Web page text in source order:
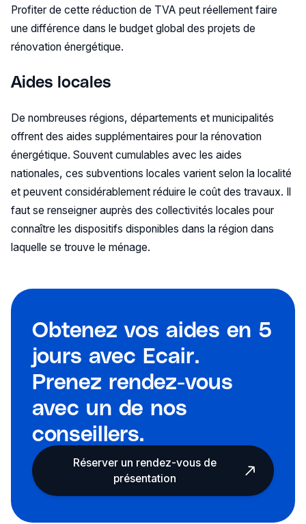
Profiter de cette réduction de TVA peut réellement faire
une différence dans le budget global des projets de
rénovation énergétique.
Aides locales
De nombreuses régions, départements et municipalités
offrent des aides supplémentaires pour la rénovation
énergétique. Souvent cumulables avec les aides
nationales, ces subventions locales varient selon la localité
et peuvent considérablement réduire le coût des travaux. Il
faut se renseigner auprès des collectivités locales pour
connaître les dispositifs disponibles dans la région dans
laquelle se trouve le ménage.
Obtenez vos aides en 5
jours avec Ecair.
Prenez rendez-vous
avec un de nos
conseillers.
Réserver un rendez-vous de
présentation